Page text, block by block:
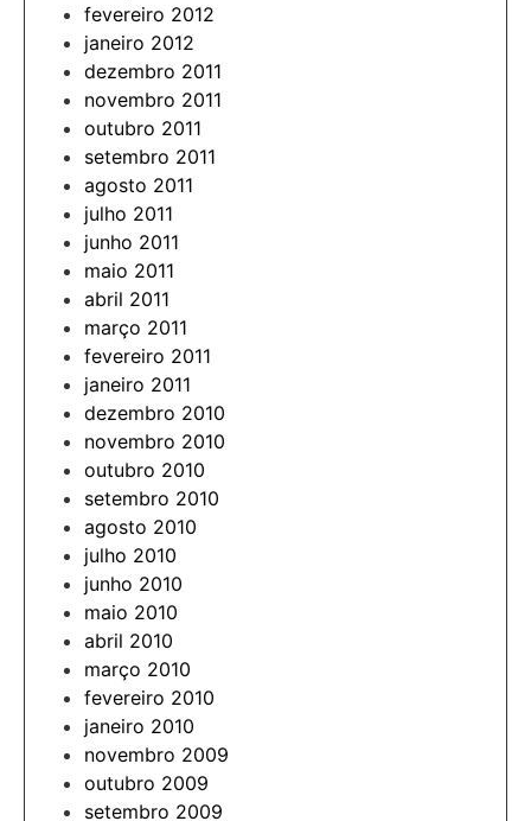
fevereiro 2012
janeiro 2012
dezembro 2011
novembro 2011
outubro 2011
setembro 2011
agosto 2011
julho 2011
junho 2011
maio 2011
abril 2011
março 2011
fevereiro 2011
janeiro 2011
dezembro 2010
novembro 2010
outubro 2010
setembro 2010
agosto 2010
julho 2010
junho 2010
maio 2010
abril 2010
março 2010
fevereiro 2010
janeiro 2010
novembro 2009
outubro 2009
setembro 2009